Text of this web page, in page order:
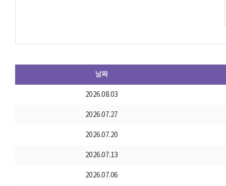
날짜
2026.08.03
2026.07.27
2026.07.20
2026.07.13
2026.07.06